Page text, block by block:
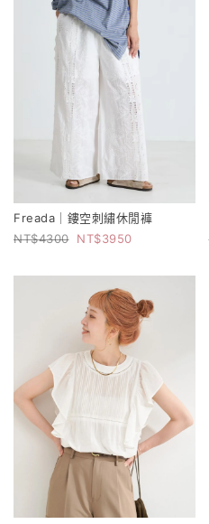
Freada｜鏤空刺繡休閒褲
4300
3950